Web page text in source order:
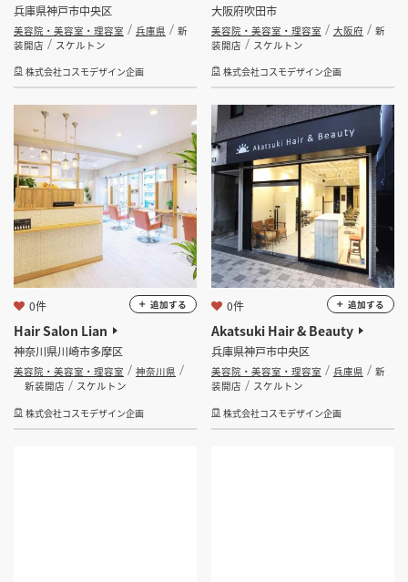
兵庫県神戸市中央区
美容院・美容室・理容室 兵庫県
新
装開店
スケルトン
株式会社コスモデザイン企画
大阪府吹田市
美容院・美容室・理容室 大阪府
新
装開店
スケルトン
株式会社コスモデザイン企画
Hair Salon Lian
神奈川県川崎市多摩区
美容院・美容室・理容室
神奈川県
新装開店
スケルトン
株式会社コスモデザイン企画
0件 追加する
Akatsuki Hair & Beauty
兵庫県神戸市中央区
美容院・美容室・理容室 兵庫県
新
装開店
スケルトン
株式会社コスモデザイン企画
0件 追加する